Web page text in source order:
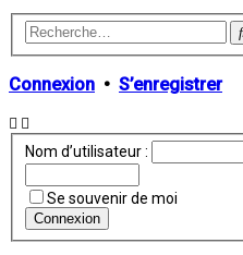
Connexion • S’enregistrer
Nom d’utilisateur :
Se souvenir de moi